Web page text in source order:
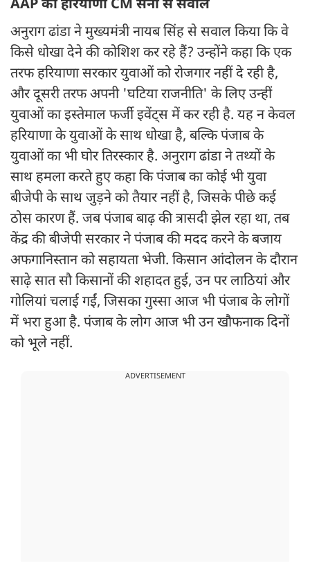
AAP का हरियाणा CM सैनी से सवाल
अनुराग ढांडा ने मुख्यमंत्री नायब सिंह से सवाल किया कि वे
किसे धोखा देने की कोशिश कर रहे हैं? उन्होंने कहा कि एक
तरफ हरियाणा सरकार युवाओं को रोजगार नहीं दे रही है,
और दूसरी तरफ अपनी 'घटिया राजनीति' के लिए उन्हीं
युवाओं का इस्तेमाल फर्जी इवेंट्स में कर रही है. यह न केवल
हरियाणा के युवाओं के साथ धोखा है, बल्कि पंजाब के
युवाओं का भी घोर तिरस्कार है. अनुराग ढांडा ने तथ्यों के
साथ हमला करते हुए कहा कि पंजाब का कोई भी युवा
बीजेपी के साथ जुड़ने को तैयार नहीं है, जिसके पीछे कई
ठोस कारण हैं. जब पंजाब बाढ़ की त्रासदी झेल रहा था, तब
केंद्र की बीजेपी सरकार ने पंजाब की मदद करने के बजाय
अफगानिस्तान को सहायता भेजी. किसान आंदोलन के दौरान
साढ़े सात सौ किसानों की शहादत हुई, उन पर लाठियां और
गोलियां चलाई गईं, जिसका गुस्सा आज भी पंजाब के लोगों
में भरा हुआ है. पंजाब के लोग आज भी उन खौफनाक दिनों
को भूले नहीं.
ADVERTISEMENT